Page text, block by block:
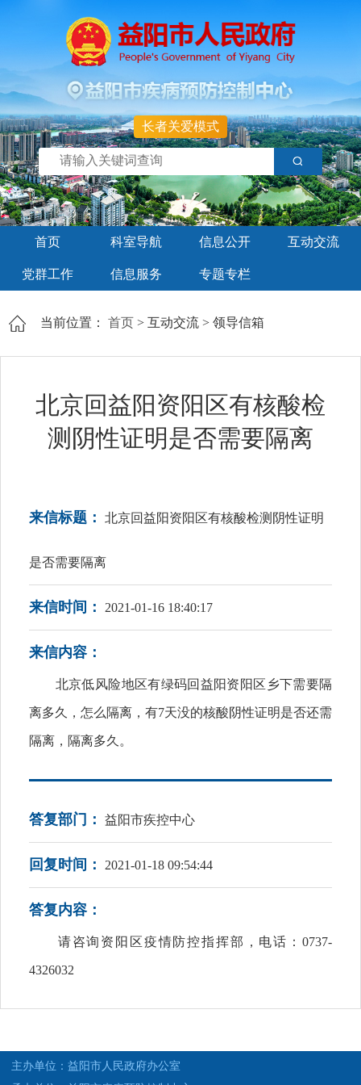
长者关爱模式
首页 科室导航 信息公开 互动交流
党群工作 信息服务 专题专栏
当前位置： 首页 > 互动交流 > 领导信箱
北京回益阳资阳区有核酸检
测阴性证明是否需要隔离
来信标题： 北京回益阳资阳区有核酸检测阴性证明
是否需要隔离
来信时间： 2021-01-16 18:40:17
来信内容：
北京低风险地区有绿码回益阳资阳区乡下需要隔
离多久，怎么隔离，有7天没的核酸阴性证明是否还需
隔离，隔离多久。
答复部门： 益阳市疾控中心
回复时间： 2021-01-18 09:54:44
答复内容：
请咨询资阳区疫情防控指挥部，电话：0737-
4326032
主办单位：益阳市人民政府办公室